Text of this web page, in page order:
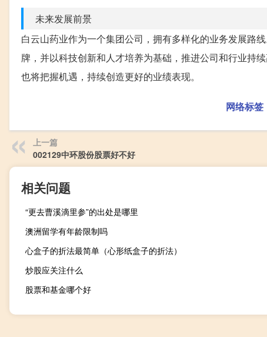
未来发展前景
白云山药业作为一个集团公司，拥有多样化的业务发展路
牌，并以科技创新和人才培养为基础，推进公司和行业持
也将把握机遇，持续创造更好的业绩表现。
网络标签
上一篇
002129中环股份股票好不好
相关问题
“更去曹溪滴里参”的出处是哪里
澳洲留学有年龄限制吗
心盒子的折法最简单（心形纸盒子的折法）
炒股应关注什么
股票和基金哪个好